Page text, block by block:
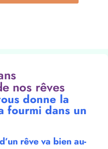
nos rêves
donne la
fourmi dans un
rêve va bien au-